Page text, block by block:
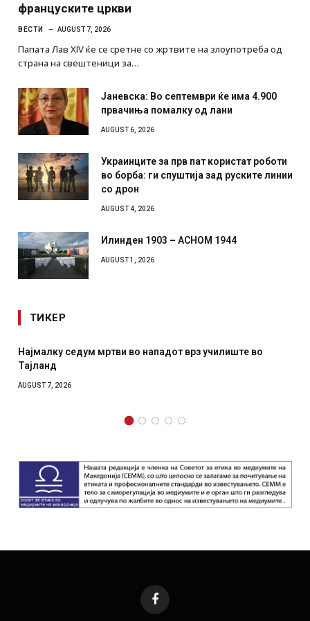
француските цркви
ВЕСТИ AUGUST 7, 2026
Папата Лав XIV ќе се сретне со жртвите на злоупотреба од
страна на свештеници за…
Јаневска: Во септември ќе има 4.900
првачиња помалку од лани
AUGUST 6, 2026
Украинците за прв пат користат роботи
во борба: ги спуштија зад руските линии
со дрон
AUGUST 4, 2026
Илинден 1903 – АСНОМ 1944
AUGUST 1, 2026
ТИКЕР
врз училиште во
СОЗИС: Украинците повеќе
Facebook